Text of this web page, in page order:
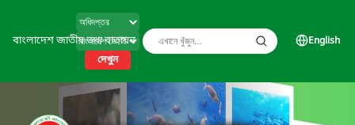
বাংলাদেশ জাতীয় তথ্য বাতায়ন
দেখুন
English